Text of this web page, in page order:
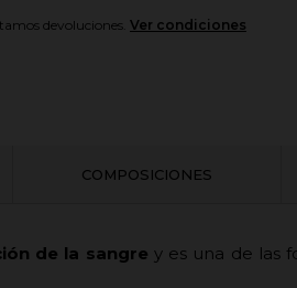
devoluciones. Ver condiciones
COMPOSICIONES
de la sangre y es una de las